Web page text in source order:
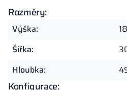
Rozměry:
Výška:
Šířka:
Hloubka:
Konfigurace: